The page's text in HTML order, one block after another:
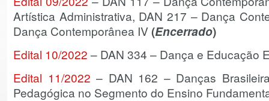
Artística Administrativa, DAN 217 – Dança
Dança Contemporânea IV(Encerrado)
Edital 10/2022 – DAN 334 – Dança e Educação
Edital 11/2022 – DAN 162 – Danças
Pedagógica no Segmento do Ensino